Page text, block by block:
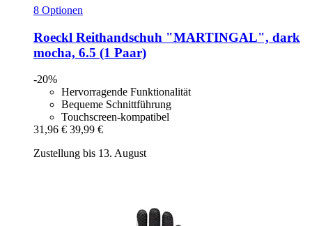
8 Optionen
Roeckl Reithandschuh "MARTINGAL", dark
mocha, 6.5 (1 Paar)
-20%
Hervorragende Funktionalität
Bequeme Schnittführung
Touchscreen-kompatibel
31,96 € 39,99 €
Zustellung bis 13. August